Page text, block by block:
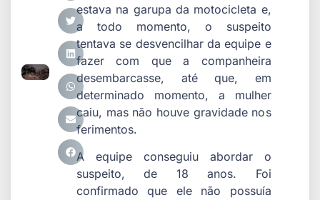
estava na garupa da motocicleta e,
a todo momento, o suspeito
tentava se desvencilhar da equipe e
fazer com que a companheira
desembarcasse, até que, em
determinado momento, a mulher
caiu, mas não houve gravidade nos
ferimentos.
A equipe conseguiu abordar o
suspeito, de 18 anos. Foi
confirmado que ele não possuía